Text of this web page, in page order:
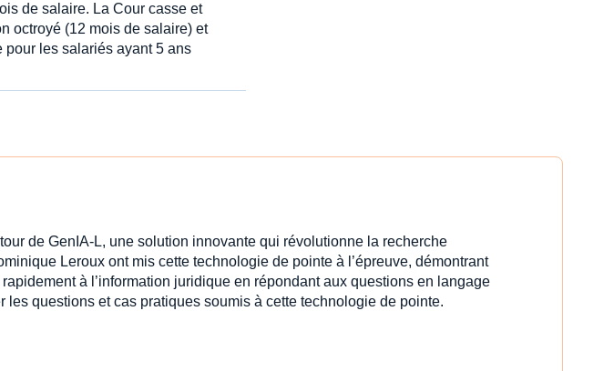
de salaire. La Cour casse et
octroyé (12 mois de salaire) et
pour les salariés ayant 5 ans
de GenIA‑L, une solution innovante qui révolutionne la recherche
Leroux ont mis cette technologie de pointe à l’épreuve, démontrant
à l’information juridique en répondant aux questions en langage
les questions et cas pratiques soumis à cette technologie de pointe.